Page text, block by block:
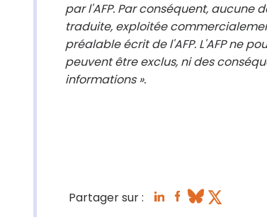
par l'AFP. Par conséquent, aucune
traduite, exploitée
préalable écrit de l'AFP. L'AFP ne
peuvent être exclus, ni des
informations ».
Partager sur :